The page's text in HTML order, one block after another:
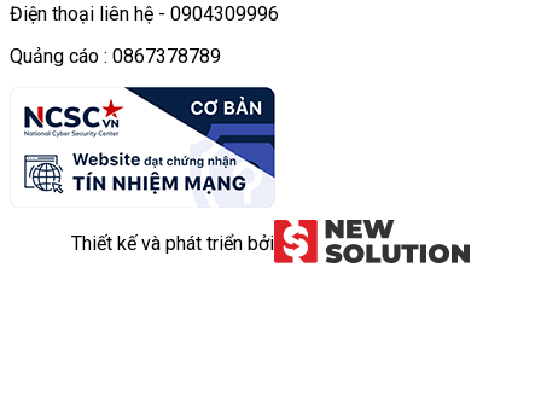
Điện thoại liên hệ - 0904309996
Quảng cáo : 0867378789
Thiết kế và phát triển bởi